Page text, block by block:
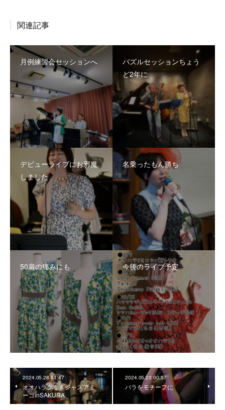
関連記事
月例練習会セッションへ
バズルセッションちょう
ど2年に
デビューライブにお邪魔
しました
名乗ったもん勝ち
50肩の痛みにも 今後のライブ予定
2024.05.28 01:47
オオハラクミ＆ジャズアミ
ーゴinSAKURA
2024.05.23 00:57
バラをモチーフに